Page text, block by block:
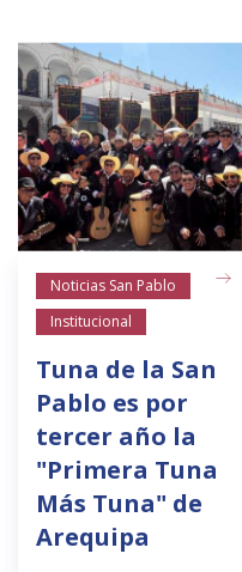
Noticias San Pablo
Institucional
Tuna de la San
Pablo es por
tercer año la
"Primera Tuna
Más Tuna" de
Arequipa